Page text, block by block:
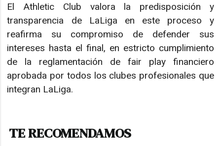
El Athletic Club valora la predisposición y
transparencia de LaLiga en este proceso y
reafirma su compromiso de defender sus
intereses hasta el final, en estricto cumplimiento
de la reglamentación de fair play financiero
aprobada por todos los clubes profesionales que
integran LaLiga.
TE RECOMENDAMOS